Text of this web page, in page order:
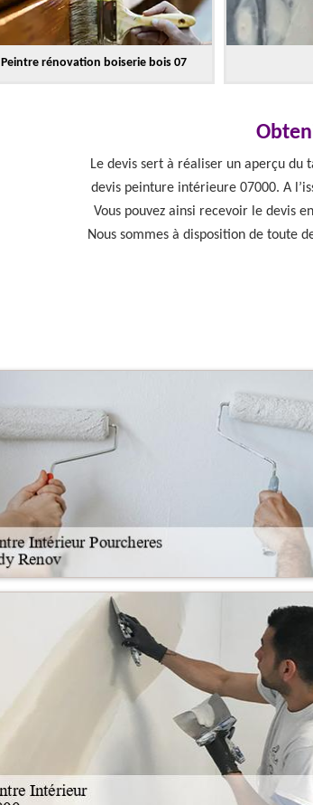
Peintre rénovation boiserie bois 07
Le devis sert à réaliser un aperçu du
devis peinture intérieure 07000. A
Vous pouvez ainsi recevoir le devis
Nous sommes à disposition de toute